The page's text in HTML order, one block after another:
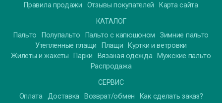
Правила продажи
Отзывы покупателей
Карта сайта
КАТАЛОГ
Пальто
Полупальто Пальто с капюшоном
Зимние пальто
Утепленные плащи
Плащи Куртки и ветровки
Жилеты и жакеты
Парки Вязаная одежда Мужские пальто
Распродажа
СЕРВИС
Оплата Доставка Возврат/обмен
Как сделать заказ?